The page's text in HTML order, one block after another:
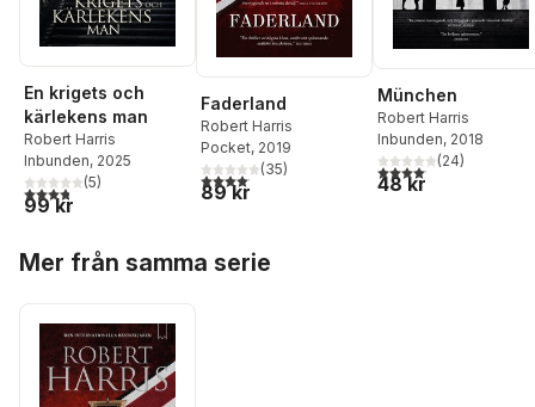
En krigets och
kärlekens man
Robert Harris
Inbunden, 2025
3,8utav 5 stjärnor. Totalt antal röster:
(5)
99 kr
Faderland
Robert Harris
Pocket, 2019
4,1utav 5 stjärnor. Totalt antal röster:
(35)
89 kr
München
Robert Harris
Inbunden, 2018
4,1utav 5 stjärnor.
(24)
48 kr
Mer från samma serie